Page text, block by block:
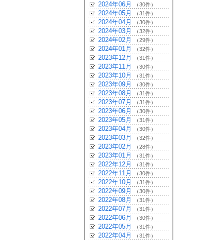
2024年06月 （30件）
2024年05月 （31件）
2024年04月 （30件）
2024年03月 （32件）
2024年02月 （29件）
2024年01月 （32件）
2023年12月 （31件）
2023年11月 （30件）
2023年10月 （31件）
2023年09月 （30件）
2023年08月 （31件）
2023年07月 （31件）
2023年06月 （30件）
2023年05月 （31件）
2023年04月 （30件）
2023年03月 （32件）
2023年02月 （28件）
2023年01月 （31件）
2022年12月 （31件）
2022年11月 （30件）
2022年10月 （31件）
2022年09月 （30件）
2022年08月 （31件）
2022年07月 （31件）
2022年06月 （30件）
2022年05月 （31件）
2022年04月 （31件）